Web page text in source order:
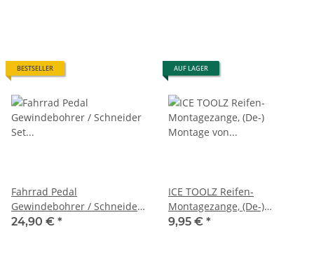
BESTSELLER
Fahrrad Pedal
Gewindebohrer / Schneider
Set 9/16"x20tpi Premium
24,90 € *
AUF LAGER
ICE TOOLZ Reifen-
Montagezange, (De-)
Montage von Fahrradreifen,
9,95 € *